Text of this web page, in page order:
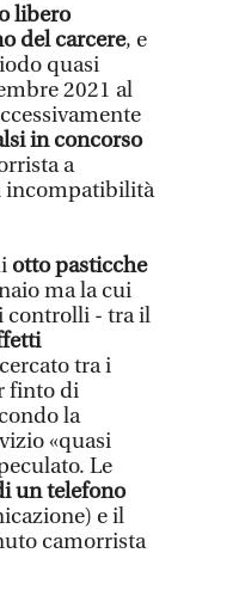
libero
del carcere, e
quasi
2021 al
in concorso
a
incompatibilità
otto pasticche
ma la cui
controlli - tra il
tra i
finto di
la
«quasi
Le
un telefono
e il
camorrista